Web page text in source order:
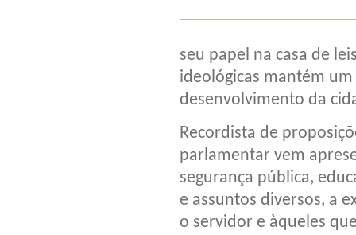
seu papel na casa de
ideológicas mantém
desenvolvimento da
Recordista de
parlamentar vem
segurança pública,
e assuntos diversos, a
o servidor e àqueles